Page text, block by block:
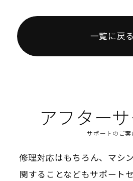
一覧に戻る
アフター
サポートのご案
修理対応はもちろん、マシ
関することなどもサポート